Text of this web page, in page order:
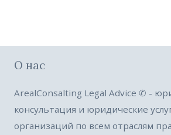
О нас
ArealConsalting Legal Advice ✆ -
консультация и юридические
организаций по всем отраслям